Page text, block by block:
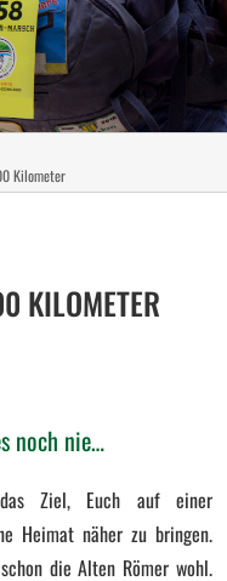
Kilometer
KILOMETER
noch nie…
Ziel, Euch auf einer
Heimat näher zu bringen.
die Alten Römer wohl.